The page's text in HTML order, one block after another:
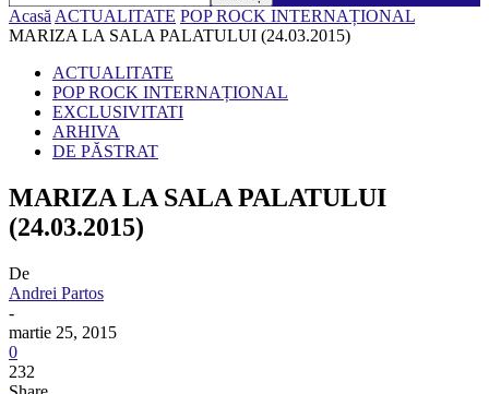
Acasă ACTUALITATE POP ROCK INTERNAȚIONAL
MARIZA LA SALA PALATULUI (24.03.2015)
ACTUALITATE
POP ROCK INTERNAȚIONAL
EXCLUSIVITATI
ARHIVA
DE PĂSTRAT
MARIZA LA SALA PALATULUI
(24.03.2015)
De
Andrei Partos
-
martie 25, 2015
0
232